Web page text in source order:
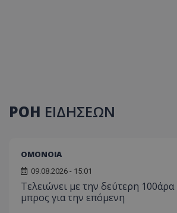
ΡΟΗ ΕΙΔΗΣΕΩΝ
ΟΜΟΝΟΙΑ
09.08.2026 - 15:01
Τελειώνει με την δεύτερη 100άρα
μπρος για την επόμενη